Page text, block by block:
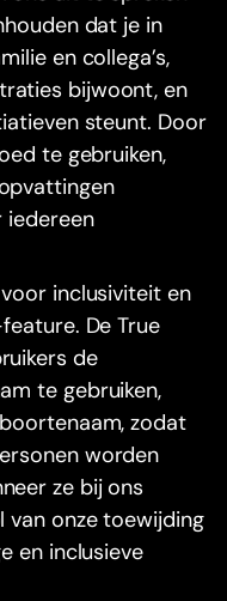
dat je in
en collega’s,
bijwoont, en
steunt. Door
te gebruiken,
iedereen
inclusiviteit en
De True
de
te gebruiken,
zodat
worden
ze bij ons
van onze toewijding
en inclusieve